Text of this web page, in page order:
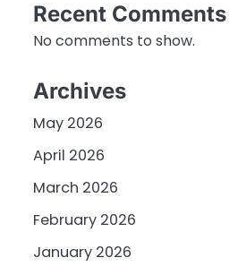
Recent Comments
No comments to show.
Archives
May 2026
April 2026
March 2026
February 2026
January 2026